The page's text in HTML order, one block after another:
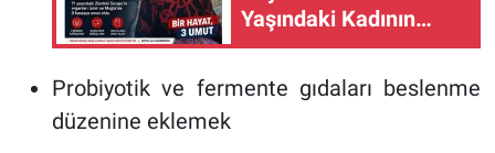
Yaşındaki Kadının
Organları 3 Hastaya
Umut Oldu
Probiyotik ve fermente gıdaları beslenme
düzenine eklemek